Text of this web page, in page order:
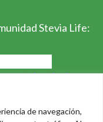
de navegación,
Stevia Life:
acepto los términos y